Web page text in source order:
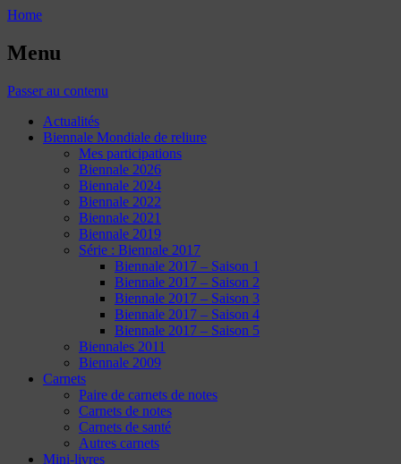
Home
Menu
Passer au contenu
Actualités
Biennale Mondiale de reliure
Mes participations
Biennale 2026
Biennale 2024
Biennale 2022
Biennale 2021
Biennale 2019
Série : Biennale 2017
Biennale 2017 – Saison 1
Biennale 2017 – Saison 2
Biennale 2017 – Saison 3
Biennale 2017 – Saison 4
Biennale 2017 – Saison 5
Biennales 2011
Biennale 2009
Carnets
Paire de carnets de notes
Carnets de notes
Carnets de santé
Autres carnets
Mini-livres